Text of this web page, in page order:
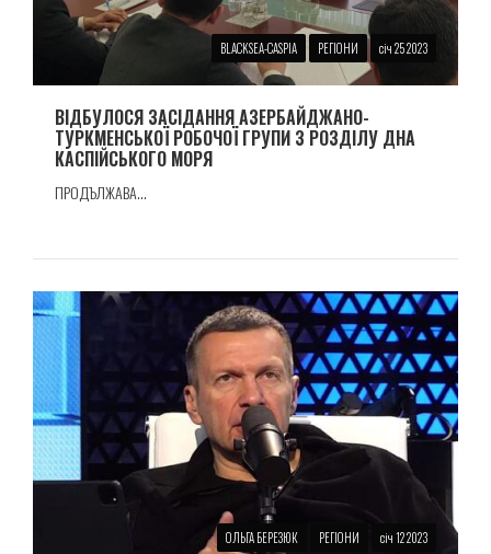
BLACKSEA-CASPIA РЕГІОНИ січ 25 2023
ВІДБУЛОСЯ ЗАСІДАННЯ АЗЕРБАЙДЖАНО-
ТУРКМЕНСЬКОЇ РОБОЧОЇ ГРУПИ З РОЗДІЛУ ДНА
КАСПІЙСЬКОГО МОРЯ
ПРОДЪЛЖАВА...
ОЛЬГА БЕРЕЗЮК РЕГІОНИ січ 12 2023